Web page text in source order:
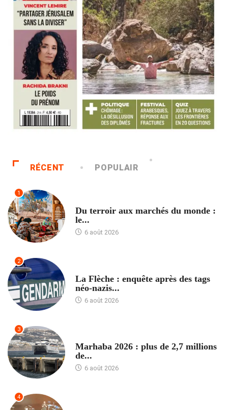
RÉCENT POPULAIR
1
Du terroir aux marchés du monde :
le...
6 août 2026
2
La Flèche : enquête après des tags
néo-nazis...
6 août 2026
3
Marhaba 2026 : plus de 2,7 millions
de...
6 août 2026
4